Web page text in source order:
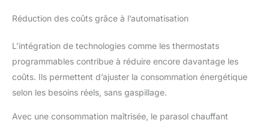
Réduction des coûts grâce à l’automatisation
L’intégration de technologies comme les thermostats
programmables contribue à réduire encore davantage les
coûts. Ils permettent d’ajuster la consommation énergétique
selon les besoins réels, sans gaspillage.
Avec une consommation maîtrisée, le parasol chauffant